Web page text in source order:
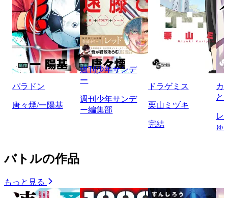
パラドン
唐々煙/一陽基
週刊少年サンデ
ー
週刊少年サンデ
ー編集部
ドラゲミス
栗山ミヅキ
完結
カ
と
レ
ゅ
バトルの作品
もっと見る